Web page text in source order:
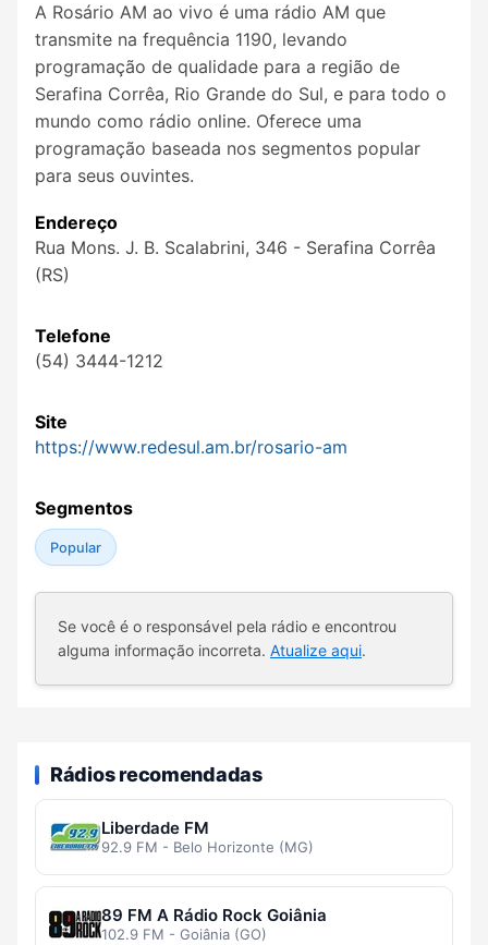
A Rosário AM ao vivo é uma rádio AM que
transmite na frequência 1190, levando
programação de qualidade para a região de
Serafina Corrêa, Rio Grande do Sul, e para todo o
mundo como rádio online. Oferece uma
programação baseada nos segmentos popular
para seus ouvintes.
Endereço
Rua Mons. J. B. Scalabrini, 346 - Serafina Corrêa
(RS)
Telefone
(54) 3444-1212
Site
https://www.redesul.am.br/rosario-am
Segmentos
Popular
Se você é o responsável pela rádio e encontrou
alguma informação incorreta. Atualize aqui.
Rádios recomendadas
Liberdade FM
92.9 FM - Belo Horizonte (MG)
89 FM A Rádio Rock Goiânia
102.9 FM - Goiânia (GO)